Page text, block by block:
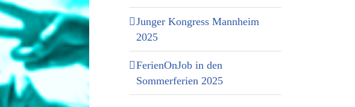
Junger Kongress Mannheim
2025
FerienOnJob in den
Sommerferien 2025